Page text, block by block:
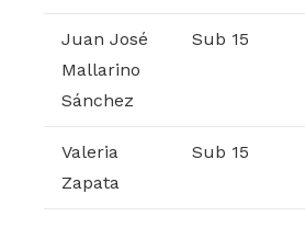
Juan José
Mallarino
Sánchez
Sub 15
Valeria
Zapata
Sub 15